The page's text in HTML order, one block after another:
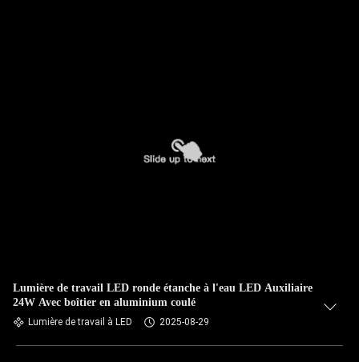
Lumière de travail LED ronde étanche à l'eau LED Auxiliaire
24W Avec boîtier en aluminium coulé
Lumière de travail à LED 2025-08-29